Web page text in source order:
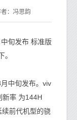
：冯思韵
旬发布 标准版
中旬发布。viv
新率 为144H
前代机型的骁